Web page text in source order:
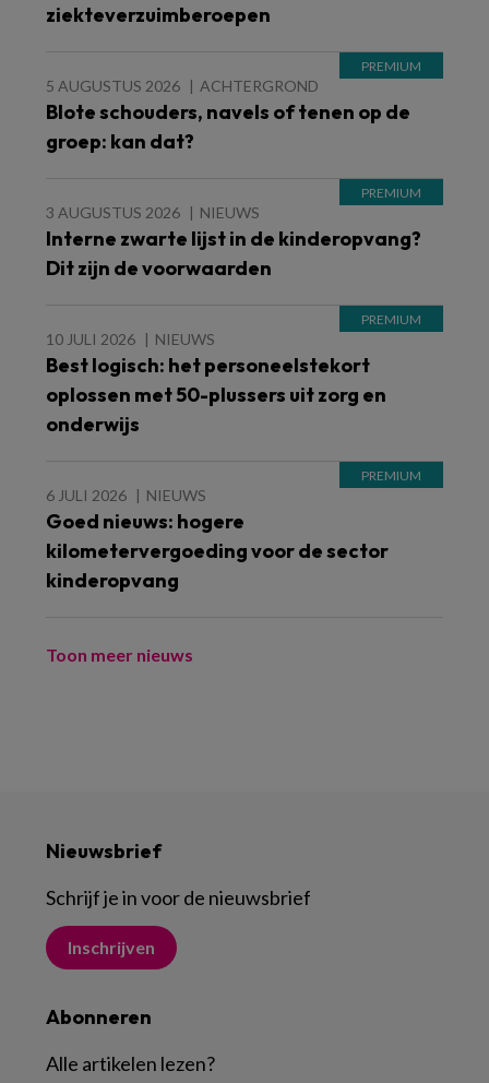
ziekteverzuimberoepen
5 AUGUSTUS 2026 ACHTERGROND
Blote schouders, navels of tenen op de
groep: kan dat?
3 AUGUSTUS 2026 NIEUWS
Interne zwarte lijst in de kinderopvang?
Dit zijn de voorwaarden
10 JULI 2026 NIEUWS
Best logisch: het personeelstekort
oplossen met 50-plussers uit zorg en
onderwijs
6 JULI 2026 NIEUWS
Goed nieuws: hogere
kilometervergoeding voor de sector
kinderopvang
Toon meer nieuws
Nieuwsbrief
Schrijf je in voor de nieuwsbrief
Inschrijven
Abonneren
Alle artikelen lezen?